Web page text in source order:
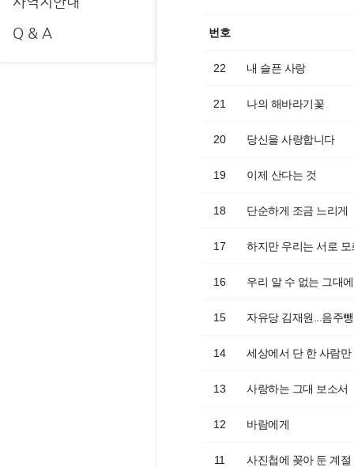
Q & A
번호
22 내 슬픈 사랑
21 나의 해바라기꽃
20 당신을 사랑합니다
19 이제 산다는 것
18 단순하게 조금 느리게
17 하지만 우리는 서로
16 우리 알 수 없는 그대
15 자유당 김재원...음주
14 세상에서 단 한 사람
13 사랑하는 그대 보소서
12 바람에게
11 사진첩에 꽂아 둔 계절